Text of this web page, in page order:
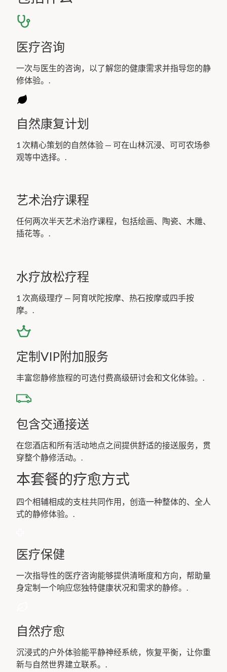
医疗咨询
一次与医生的咨询，以了解您的健康需求并指导您的静
修体验。.
自然康复计划
1 次精心策划的自然体验 — 可在山林沉浸、可可农场参
观等中选择。.
艺术治疗课程
任何两次半天艺术治疗课程，包括绘画、陶瓷、木雕、
插花等。.
水疗放松疗程
1 次高级理疗 — 阿育吠陀按摩、热石按摩或四手按
摩。.
定制VIP附加服务
丰富您静修旅程的可选付费高级研讨会和文化体验。.
包含交通接送
在您酒店和所有活动地点之间提供舒适的接送服务，贯
穿整个静修活动。.
本套餐的疗愈方式
四个相辅相成的支柱共同作用，创造一种整体的、全人
式的静修体验。.
医疗保健
一次指导性的医疗咨询能够提供清晰度和方向，帮助量
身定制一个响应您独特健康状况和需求的静修。.
自然疗愈
沉浸式的户外体验能平静神经系统，恢复平衡，让你重
新与自然世界建立联系。.